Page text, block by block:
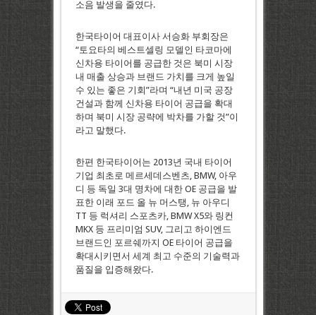
소음 발생을 줄였다.
한국타이어 대표이사 서승화 부회장은
“토요타의 베스트셀링 모델인 타코마에
신차용 타이어를 공급한 것은 북미 시장
내 매출 상승과 브랜드 가치를 크게 높일
수 있는 좋은 기회”라며 “내년 미국 공장
건설과 함께 신차용 타이어 공급을 확대
하며 북미 시장 공략에 박차를 가할 것”이
라고 말했다.
한편 한국타이어는 2013년 국내 타이어
기업 최초로 메르세데스벤츠, BMW, 아우
디 등 독일 3대 명차에 대한 OE 공급을 발
표한 이래 포드 올 뉴 머스탱, 뉴 아우디
TT 등 럭셔리 스포츠카, BMW X5와 링컨
MKX 등 프리미엄 SUV, 그리고 하이엔드
브랜드인 포르쉐까지 OE 타이어 공급을
확대시키면서 세계 최고 수준의 기술력과
품질을 입증해왔다.